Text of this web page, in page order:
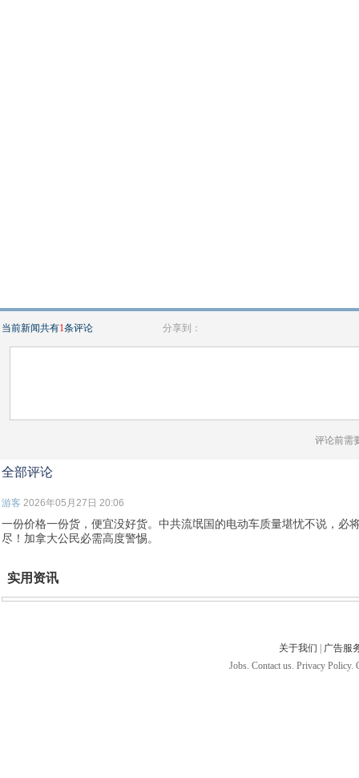
当前新闻共有1条评论 分享到：
评论前需
全部评论
游客 2026年05月27日 20:06
一份价格一份货，便宜没好货。中共流氓国的电动车质量堪忧不说，必
尽！加拿大公民必需高度警惕。
实用资讯
关于我们
广告服
Jobs. Contact us. Privacy